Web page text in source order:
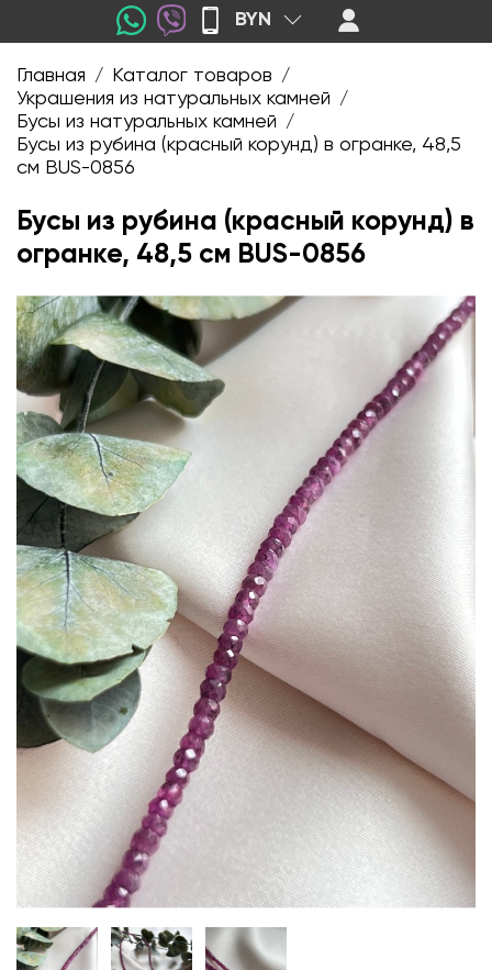
BYN
Главная / Каталог товаров /
Украшения из натуральных камней /
Бусы из натуральных камней /
Бусы из рубина (красный корунд) в огранке, 48,5
см BUS-0856
Бусы из рубина (красный корунд) в
огранке, 48,5 см BUS-0856